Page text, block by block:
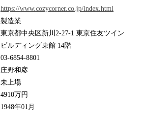
https://www.cozycorner.co.jp/index.html
製造業
東京都中央区新川2-27-1 東京住友ツイン
ビルディング東館 14階
03-6854-8801
庄野和彦
未上場
4910万円
1948年01月